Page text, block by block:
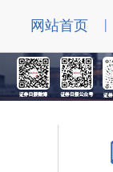
网站首页 |